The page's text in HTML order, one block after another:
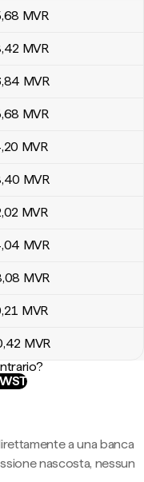
delle Maldive
,68 MVR
,42 MVR
,84 MVR
,68 MVR
,20 MVR
,40 MVR
,02 MVR
,04 MVR
,08 MVR
,21 MVR
,42 MVR
a una banca
nascosta, nessun